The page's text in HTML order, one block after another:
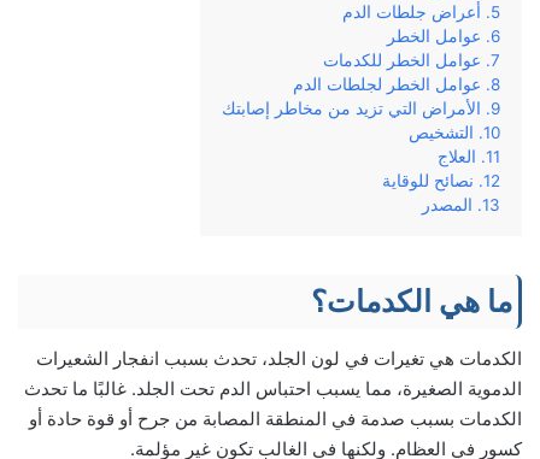
أعراض جلطات الدم
عوامل الخطر
عوامل الخطر للكدمات
عوامل الخطر لجلطات الدم
الأمراض التي تزيد من مخاطر إصابتك
التشخيص
العلاج
نصائح للوقاية
المصدر
ما هي الكدمات؟
الكدمات هي تغيرات في لون الجلد، تحدث بسبب انفجار الشعيرات
الدموية الصغيرة، مما يسبب احتباس الدم تحت الجلد. غالبًا ما تحدث
الكدمات بسبب صدمة في المنطقة المصابة من جرح أو قوة حادة أو
كسور في العظام. ولكنها في الغالب تكون غير مؤلمة.